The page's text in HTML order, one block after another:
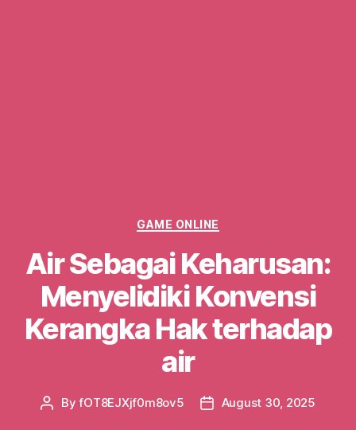
Categories
GAME ONLINE
Air Sebagai Keharusan:
Menyelidiki Konvensi
Kerangka Hak terhadap
air
PostByfOT8EJXjf0m8ov5
PostAugust 30, 2025